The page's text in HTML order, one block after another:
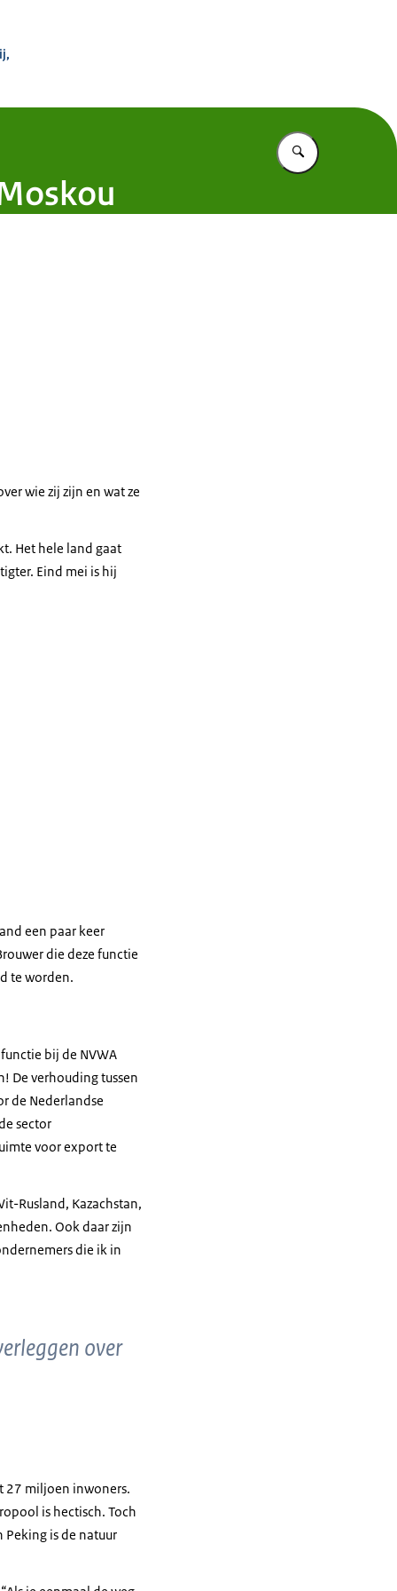
Vul in wat u
wie zij zijn en wat ze
Het hele land gaat
Eind mei is hij
een paar keer
die deze functie
te worden.
bij de NVWA
De verhouding tussen
de Nederlandse
sector
voor export te
Rusland, Kazachstan,
Ook daar zijn
die ik in
over
27 miljoen inwoners.
is hectisch. Toch
Peking is de natuur